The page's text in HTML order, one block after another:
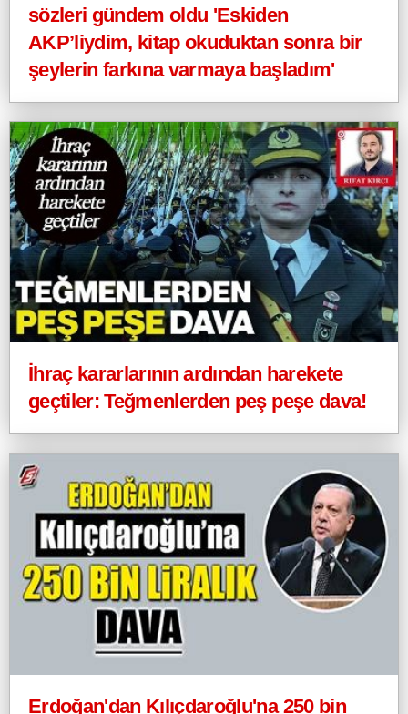
sözleri gündem oldu 'Eskiden
AKP’liydim, kitap okuduktan sonra bir
şeylerin farkına varmaya başladım'
İhraç kararlarının ardından harekete
geçtiler: Teğmenlerden peş peşe dava!
Erdoğan'dan Kılıçdaroğlu'na 250 bin